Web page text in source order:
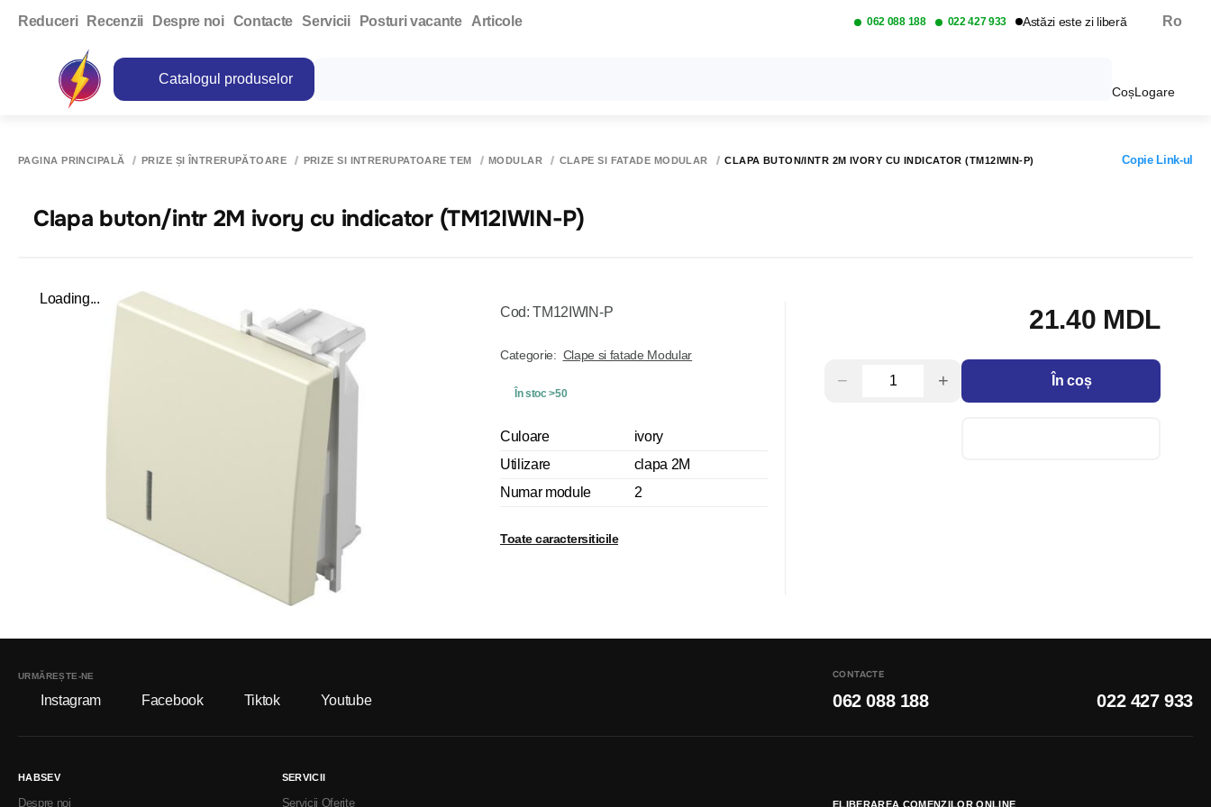
Reduceri Recenzii Despre noi Contacte Servicii Posturi vacante Articole 062 088 188 022 427 933 Astăzi este zi liberă Ro
Catalogul produselor
CoșLogare
PAGINA PRINCIPALĂ PRIZE ȘI ÎNTRERUPĂTOARE PRIZE SI INTRERUPATOARE TEM MODULAR CLAPE SI FATADE MODULAR CLAPA BUTON/INTR 2M IVORY CU INDICATOR (TM12IWIN-P) Copie Link-ul
Clapa buton/intr 2M ivory cu indicator (TM12IWIN-P)
Loading...
Cod: TM12IWIN-P
Categorie: Clape si fatade Modular
În stoc >50
Culoare
ivory
Utilizare
clapa 2M
Numar module
2
Toate caractersiticile
21.40 MDL
− + În coș
URMĂREȘTE-NE
Instagram Facebook Tiktok Youtube
CONTACTE
062 088 188 022 427 933
HABSEV
Despre noi
SERVICII
Servicii Oferite ELIBERAREA COMENZILOR ONLINE